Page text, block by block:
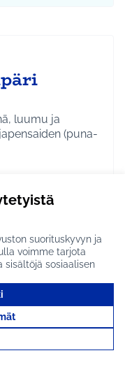
suorituskyvyn ja
voimme tarjota
sisältöjä sosiaalisen
luumu ja
(puna-
Tuusula
mukaan: Ympäristö
kukkaniittyjen